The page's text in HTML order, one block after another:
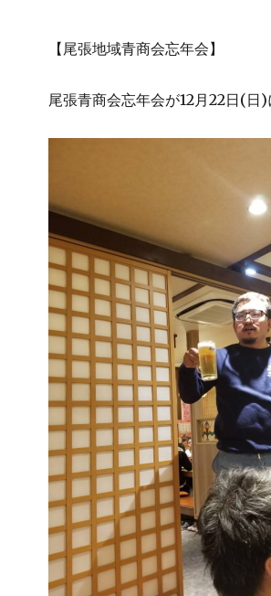
【尾張地域青商会忘年会】
尾張青商会忘年会が12月22日(日)